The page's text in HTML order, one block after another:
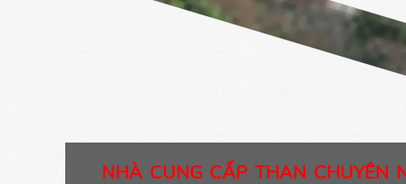
NHÀ CUNG CẤP THAN CHUYÊN